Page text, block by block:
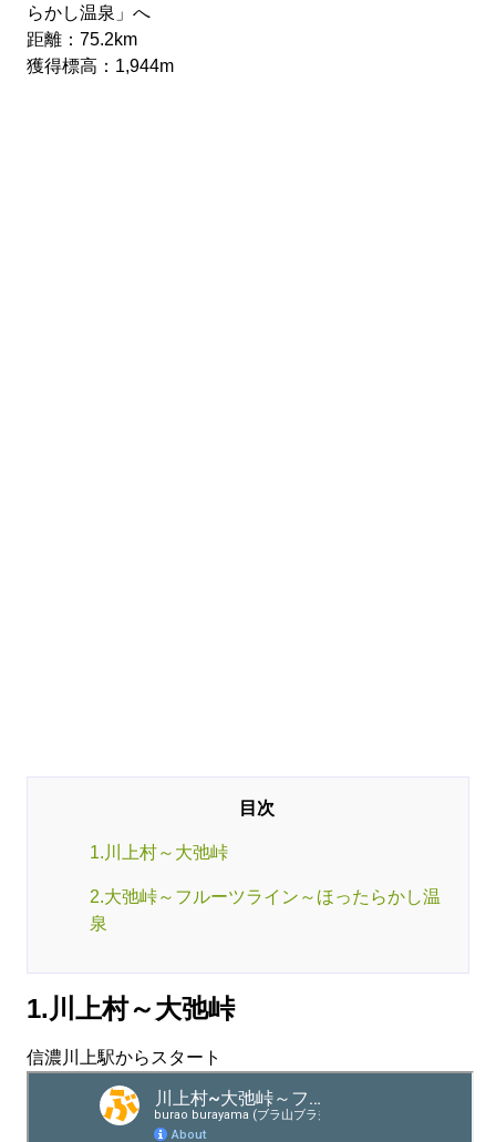
らかし温泉」へ
距離：75.2km
獲得標高：1,944m
1.川上村～大弛峠
2.大弛峠～フルーツライン～ほったらかし温
泉
1.川上村～大弛峠
信濃川上駅からスタート